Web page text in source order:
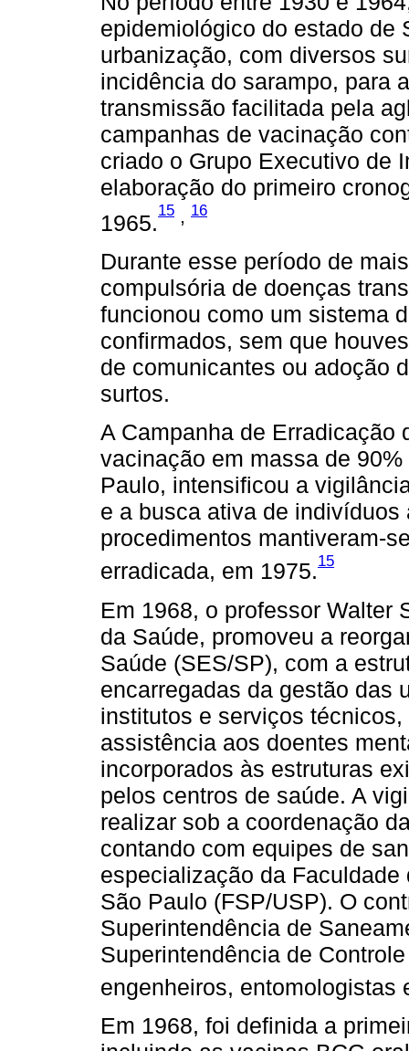
epidemiológico do estado de
urbanização, com diversos
incidência do sarampo, para
transmissão facilitada pela
campanhas de vacinação
criado o Grupo Executivo de
elaboração do primeiro
1965.
15 , 16
Durante esse período de
compulsória de doenças
funcionou como um sistema
confirmados, sem que
de comunicantes ou adoção
surtos.
A Campanha de Erradicação
vacinação em massa de
Paulo, intensificou a
e a busca ativa de
procedimentos mantiveram-
erradicada, em 1975.15
Em 1968, o professor Walter
da Saúde, promoveu a
Saúde (SES/SP), com a
encarregadas da gestão das
institutos e serviços
assistência aos doentes
incorporados às estruturas
pelos centros de saúde. A
realizar sob a coordenação
contando com equipes de
especialização da
São Paulo (FSP/USP). O
Superintendência de
Superintendência de
engenheiros, entomologistas
Em 1968, foi definida a